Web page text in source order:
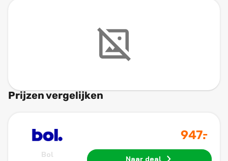
Prijzen vergelijken
Bol
947.
-
Naar deal